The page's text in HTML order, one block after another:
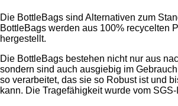
Die BottleBags sind Alternativen zum
BottleBags werden aus 100% recycelten
hergestellt.
Die BottleBags bestehen nicht nur aus
sondern sind auch ausgiebig im
so verarbeitet, das sie so Robust ist und
kann. Die Tragefähigkeit wurde vom